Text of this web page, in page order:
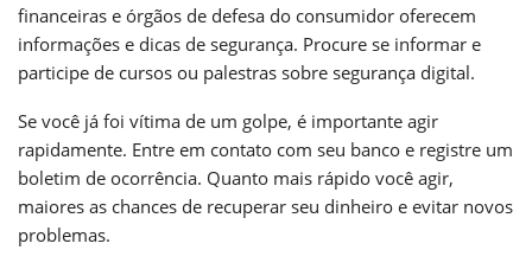
financeiras e órgãos de defesa do consumidor oferecem
informações e dicas de segurança. Procure se informar e
participe de cursos ou palestras sobre segurança digital.
Se você já foi vítima de um golpe, é importante agir
rapidamente. Entre em contato com seu banco e registre um
boletim de ocorrência. Quanto mais rápido você agir,
maiores as chances de recuperar seu dinheiro e evitar novos
problemas.